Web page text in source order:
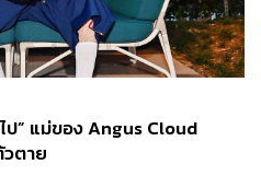
ไป” แม่ของ Angus Cloud
ตาย